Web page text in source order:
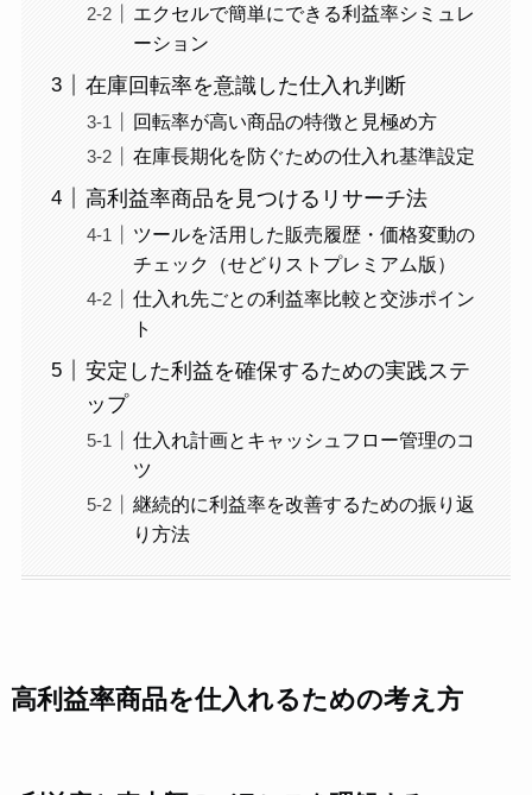
エクセルで簡単にできる利益率シミュレ
ーション
在庫回転率を意識した仕入れ判断
回転率が高い商品の特徴と見極め方
在庫長期化を防ぐための仕入れ基準設定
高利益率商品を見つけるリサーチ法
ツールを活用した販売履歴・価格変動の
チェック（せどりストプレミアム版）
仕入れ先ごとの利益率比較と交渉ポイン
ト
安定した利益を確保するための実践ステ
ップ
仕入れ計画とキャッシュフロー管理のコ
ツ
継続的に利益率を改善するための振り返
り方法
高利益率商品を仕入れるための考え方